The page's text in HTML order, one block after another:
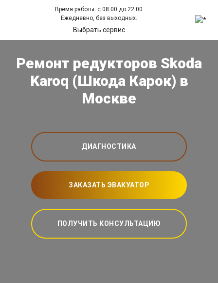
Время работы: с 08:00 до 22:00
Ежедневно, без выходных.
Выбрать сервис
Ремонт редукторов Skoda
Karoq (Шкода Карок) в
Москве
ДИАГНОСТИКА
ЗАКАЗАТЬ ЭВАКУАТОР
ПОЛУЧИТЬ КОНСУЛЬТАЦИЮ